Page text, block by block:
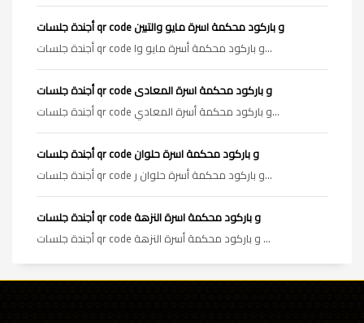
أجندة جلسات qr code و باركود محكمة اسرة مايو والتبين
أجندة جلسات qr code و باركود محكمة أسرة مايو وا...
أجندة جلسات qr code و باركود محكمة اسرة المعادى
أجندة جلسات qr code و باركود محكمة أسرة المعادي...
أجندة جلسات qr code و باركود محكمة اسرة حلوان
أجندة جلسات qr code و باركود محكمة أسرة حلوان ر...
أجندة جلسات qr code و باركود محكمة اسرة النزهة
أجندة جلسات qr code و باركود محكمة أسرة النزهة ...